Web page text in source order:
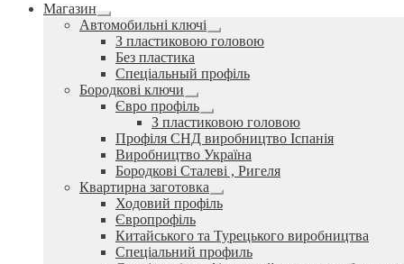
Магазин
Розгорнуте
вкладене
меню
Автомобильні ключі
Розгорнуте
вкладене
З пластиковою головою
Без пластика
Спеціальный профіль
Бородкові ключи
Розгорнуте
вкладене
меню
Євро профіль
Розгорнуте
вкладене
меню
З пластиковою головою
Профіля СНД виробництво Іспанія
Виробництво Україна
Бородкові Сталеві , Ригеля
Квартирна заготовка
Розгорнуте
вкладене
Ходовий профіль
Європрофіль
Китайського та Турецького виробництва
Спеціальний профиль